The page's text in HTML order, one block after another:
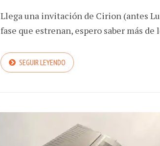
Llega una invitación de Cirion (antes
fase que estrenan, espero saber más
SEGUIR LEYENDO